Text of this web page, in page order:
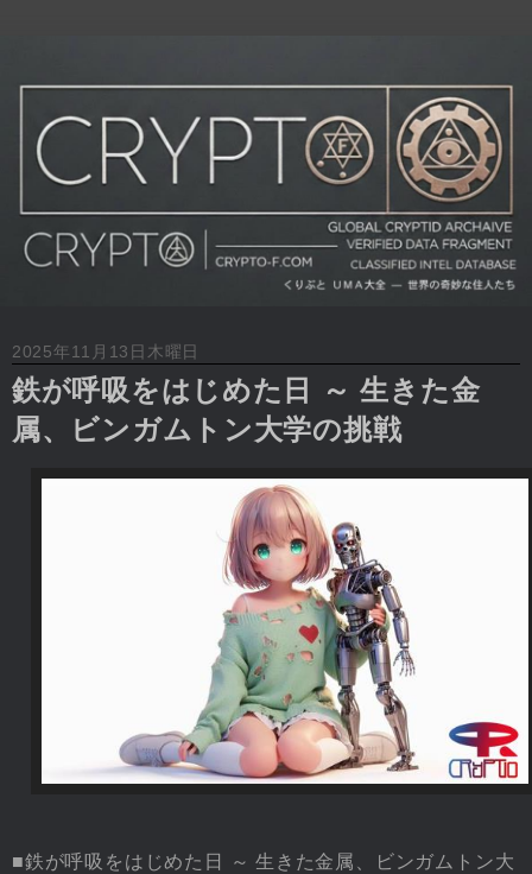
2025年11月13日木曜日
鉄が呼吸をはじめた日 ～ 生きた金
属、ビンガムトン大学の挑戦
■鉄が呼吸をはじめた日 ～ 生きた金属、ビンガムトン大